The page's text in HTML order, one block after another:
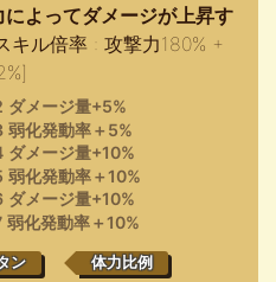
によってダメージが上昇す
キル倍率 : 攻撃力180% +
ダメージ量+5%
弱化発動率＋5%
ダメージ量+10%
弱化発動率＋10%
ダメージ量+10%
弱化発動率＋10%
ン 体力比例